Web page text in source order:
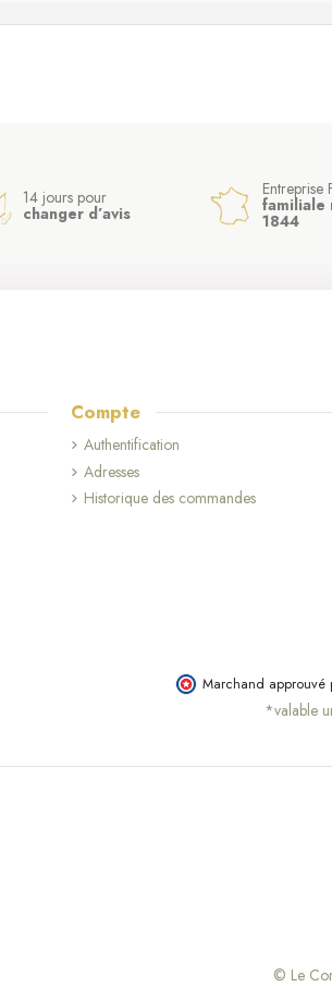
14 jours pour
changer d’avis
Entreprise
familiale
1844
Compte
Authentification
Adresses
Historique des commandes
Marchand approuvé
*valable
© Le